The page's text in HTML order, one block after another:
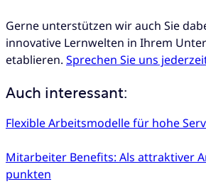
Gerne unterstützen wir auch Sie
innovative Lernwelten in Ihrem
etablieren. Sprechen Sie uns
Auch interessant:
Flexible Arbeitsmodelle für hohe
Mitarbeiter Benefits: Als attraktiver
punkten